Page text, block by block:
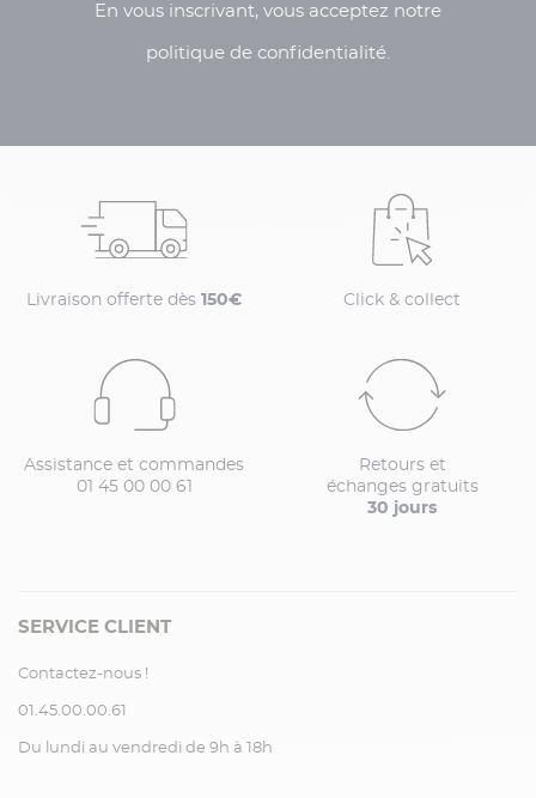
En vous inscrivant, vous acceptez notre
politique de confidentialité.
Livraison offerte dès 150€ Click & collect
Assistance et commandes
01 45 00 00 61
Retours et
échanges gratuits
30 jours
SERVICE CLIENT
Contactez-nous !
01.45.00.00.61
Du lundi au vendredi de 9h à 18h